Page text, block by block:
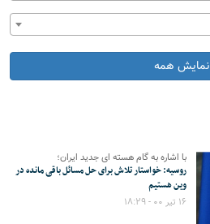
نمایش همه
با اشاره به گام هسته ای جدید ایران؛
روسیه: خواستار تلاش برای حل مسائل باقی مانده در
وین هستیم
۱۶ تیر ۰۰ - ۱۸:۲۹